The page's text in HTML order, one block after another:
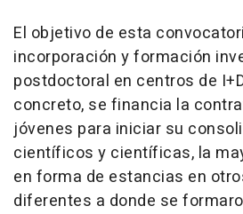
El objetivo de esta
incorporación y formación
postdoctoral en centros de
concreto, se financia la
jóvenes para iniciar su
científicos y científicas, la
en forma de estancias en
diferentes a donde se